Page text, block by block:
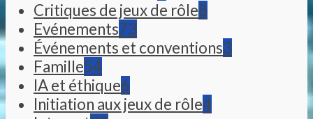
Critiques de jeux de rôle8
Evénements73
Événements et conventions3
Famille54
IA et éthique6
Initiation aux jeux de rôle4